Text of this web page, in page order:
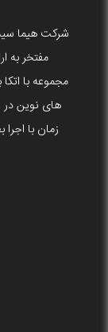
شرکت هیما
مفتخر به
مجموعه با
زمان با